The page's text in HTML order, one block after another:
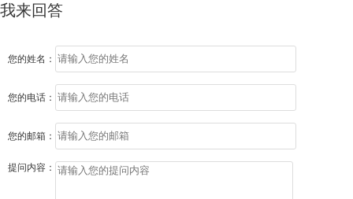
我来回答
您的姓名：
您的电话：
您的邮箱：
提问内容：